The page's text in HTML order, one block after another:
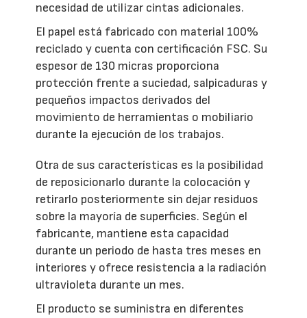
necesidad de utilizar cintas adicionales.
El papel está fabricado con material 100%
reciclado y cuenta con certificación FSC. Su
espesor de 130 micras proporciona
protección frente a suciedad, salpicaduras y
pequeños impactos derivados del
movimiento de herramientas o mobiliario
durante la ejecución de los trabajos.
Otra de sus características es la posibilidad
de reposicionarlo durante la colocación y
retirarlo posteriormente sin dejar residuos
sobre la mayoría de superficies. Según el
fabricante, mantiene esta capacidad
durante un periodo de hasta tres meses en
interiores y ofrece resistencia a la radiación
ultravioleta durante un mes.
El producto se suministra en diferentes